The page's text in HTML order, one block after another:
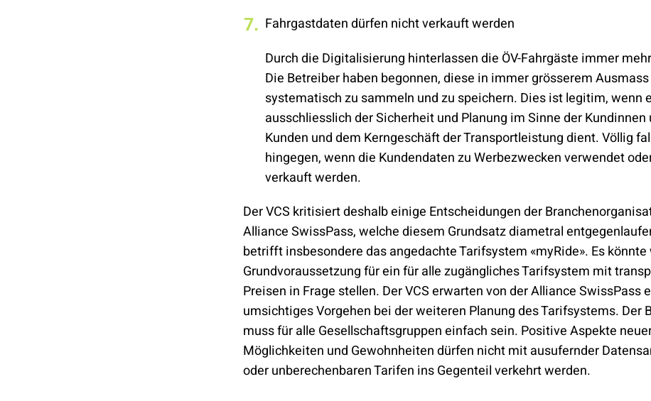
Fahrgastdaten dürfen nicht verkauft werden
Durch die Digitalisierung hinterlassen die ÖV-Fahrgäste immer
Die Betreiber haben begonnen, diese in immer grösserem Ausmass
systematisch zu sammeln und zu speichern. Dies ist legitim, wenn
ausschliesslich der Sicherheit und Planung im Sinne der Kundinnen
Kunden und dem Kerngeschäft der Transportleistung dient. Völlig
hingegen, wenn die Kundendaten zu Werbezwecken verwendet
verkauft werden.
Der VCS kritisiert deshalb einige Entscheidungen der
Alliance SwissPass, welche diesem Grundsatz diametral
betrifft insbesondere das angedachte Tarifsystem «myRide». Es
Grundvoraussetzung für ein für alle zugängliches Tarifsystem mit
Preisen in Frage stellen. Der VCS erwarten von der Alliance SwissPass
umsichtiges Vorgehen bei der weiteren Planung des Tarifsystems. Der
muss für alle Gesellschaftsgruppen einfach sein. Positive Aspekte
Möglichkeiten und Gewohnheiten dürfen nicht mit ausufernder
oder unberechenbaren Tarifen ins Gegenteil verkehrt werden.